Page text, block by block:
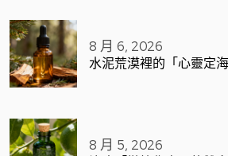
8 月 6, 2026
水泥荒漠裡的「心靈定
8 月 5, 2026